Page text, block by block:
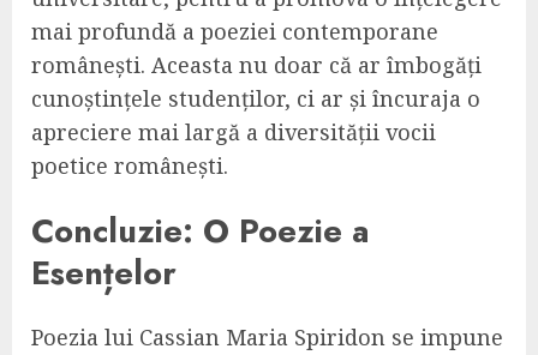
mai profundă a poeziei contemporane
românești. Aceasta nu doar că ar îmbogăți
cunoștințele studenților, ci ar și încuraja o
apreciere mai largă a diversității vocii
poetice românești.
Concluzie: O Poezie a
Esențelor
Poezia lui Cassian Maria Spiridon se impune